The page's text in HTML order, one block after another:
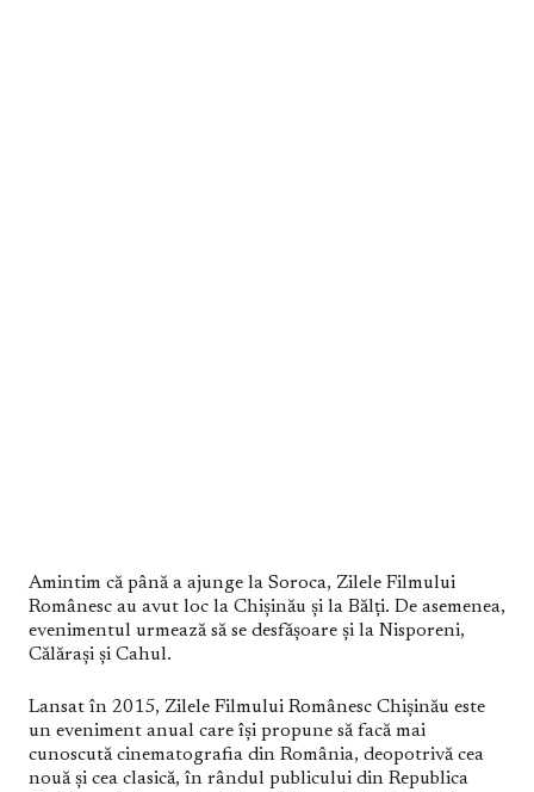
Amintim că până a ajunge la Soroca, Zilele Filmului
Românesc au avut loc la Chișinău și la Bălți. De asemenea,
evenimentul urmează să se desfășoare și la Nisporeni,
Călărași și Cahul.
Lansat în 2015, Zilele Filmului Românesc Chișinău este
un eveniment anual care își propune să facă mai
cunoscută cinematografia din România, deopotrivă cea
nouă și cea clasică, în rândul publicului din Republica